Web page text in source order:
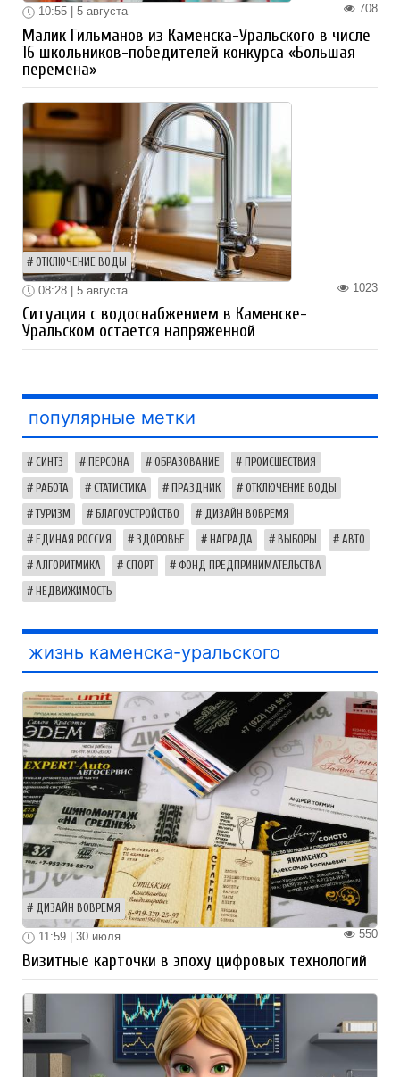
708
10:55 | 5 августа
Малик Гильманов из Каменска-Уральского в числе
16 школьников-победителей конкурса «Большая
перемена»
ОТКЛЮЧЕНИЕ ВОДЫ
1023
08:28 | 5 августа
Ситуация с водоснабжением в Каменске-
Уральском остается напряженной
популярные метки
СИНТЗ ПЕРСОНА ОБРАЗОВАНИЕ ПРОИСШЕСТВИЯ
РАБОТА СТАТИСТИКА ПРАЗДНИК ОТКЛЮЧЕНИЕ ВОДЫ
ТУРИЗМ БЛАГОУСТРОЙСТВО ДИЗАЙН ВОВРЕМЯ
ЕДИНАЯ РОССИЯ ЗДОРОВЬЕ НАГРАДА ВЫБОРЫ АВТО
АЛГОРИТМИКА СПОРТ ФОНД ПРЕДПРИНИМАТЕЛЬСТВА
НЕДВИЖИМОСТЬ
жизнь каменска-уральского
ДИЗАЙН ВОВРЕМЯ
550
11:59 | 30 июля
Визитные карточки в эпоху цифровых технологий